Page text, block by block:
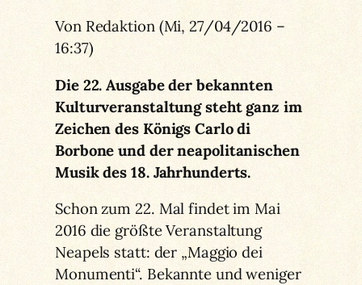
Von Redaktion (Mi, 27/04/2016 –
16:37)
Die 22. Ausgabe der bekannten
Kulturveranstaltung steht ganz im
Zeichen des Königs Carlo di
Borbone und der neapolitanischen
Musik des 18. Jahrhunderts.
Schon zum 22. Mal findet im Mai
2016 die größte Veranstaltung
Neapels statt: der „Maggio dei
Monumenti“. Bekannte und weniger